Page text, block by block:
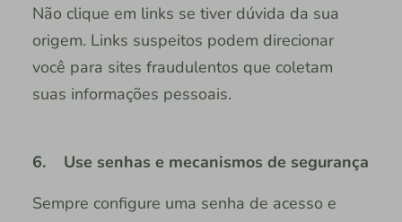
Não clique em links se tiver dúvida da sua
origem. Links suspeitos podem direcionar
você para sites fraudulentos que coletam
suas informações pessoais.
6. Use senhas e mecanismos de segurança
Sempre configure uma senha de acesso e